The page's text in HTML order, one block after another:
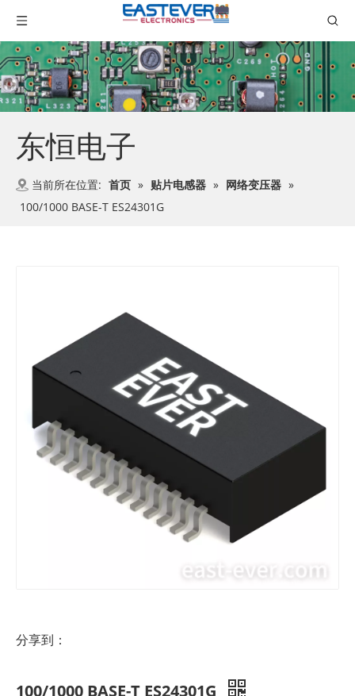
东恒电子
当前所在位置: 首页 » 贴片电感器 » 网络变压器 »
100/1000 BASE-T ES24301G
分享到：
100/1000 BASE-T ES24301G